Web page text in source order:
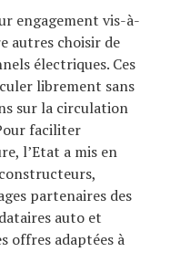
engagement vis-à-
autres choisir de
électriques. Ces
librement sans
sur la circulation
faciliter
l’Etat a mis en
partenaires des
auto et
offres adaptées à